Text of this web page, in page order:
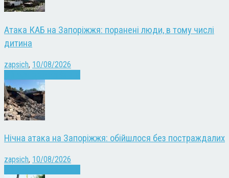
Атака КАБ на Запоріжжя: поранені люди, в тому числі
дитина
zapsich, 10/08/2026
Нічна атака на Запоріжжя: обійшлося без постраждалих
zapsich, 10/08/2026